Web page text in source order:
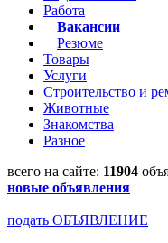
Работа
Вакансии
Резюме
Товары
Услуги
Строительство и
Животные
Знакомства
Разное
всего на сайте: 11904
новые объявления
подать ОБЪЯВЛЕНИЕ